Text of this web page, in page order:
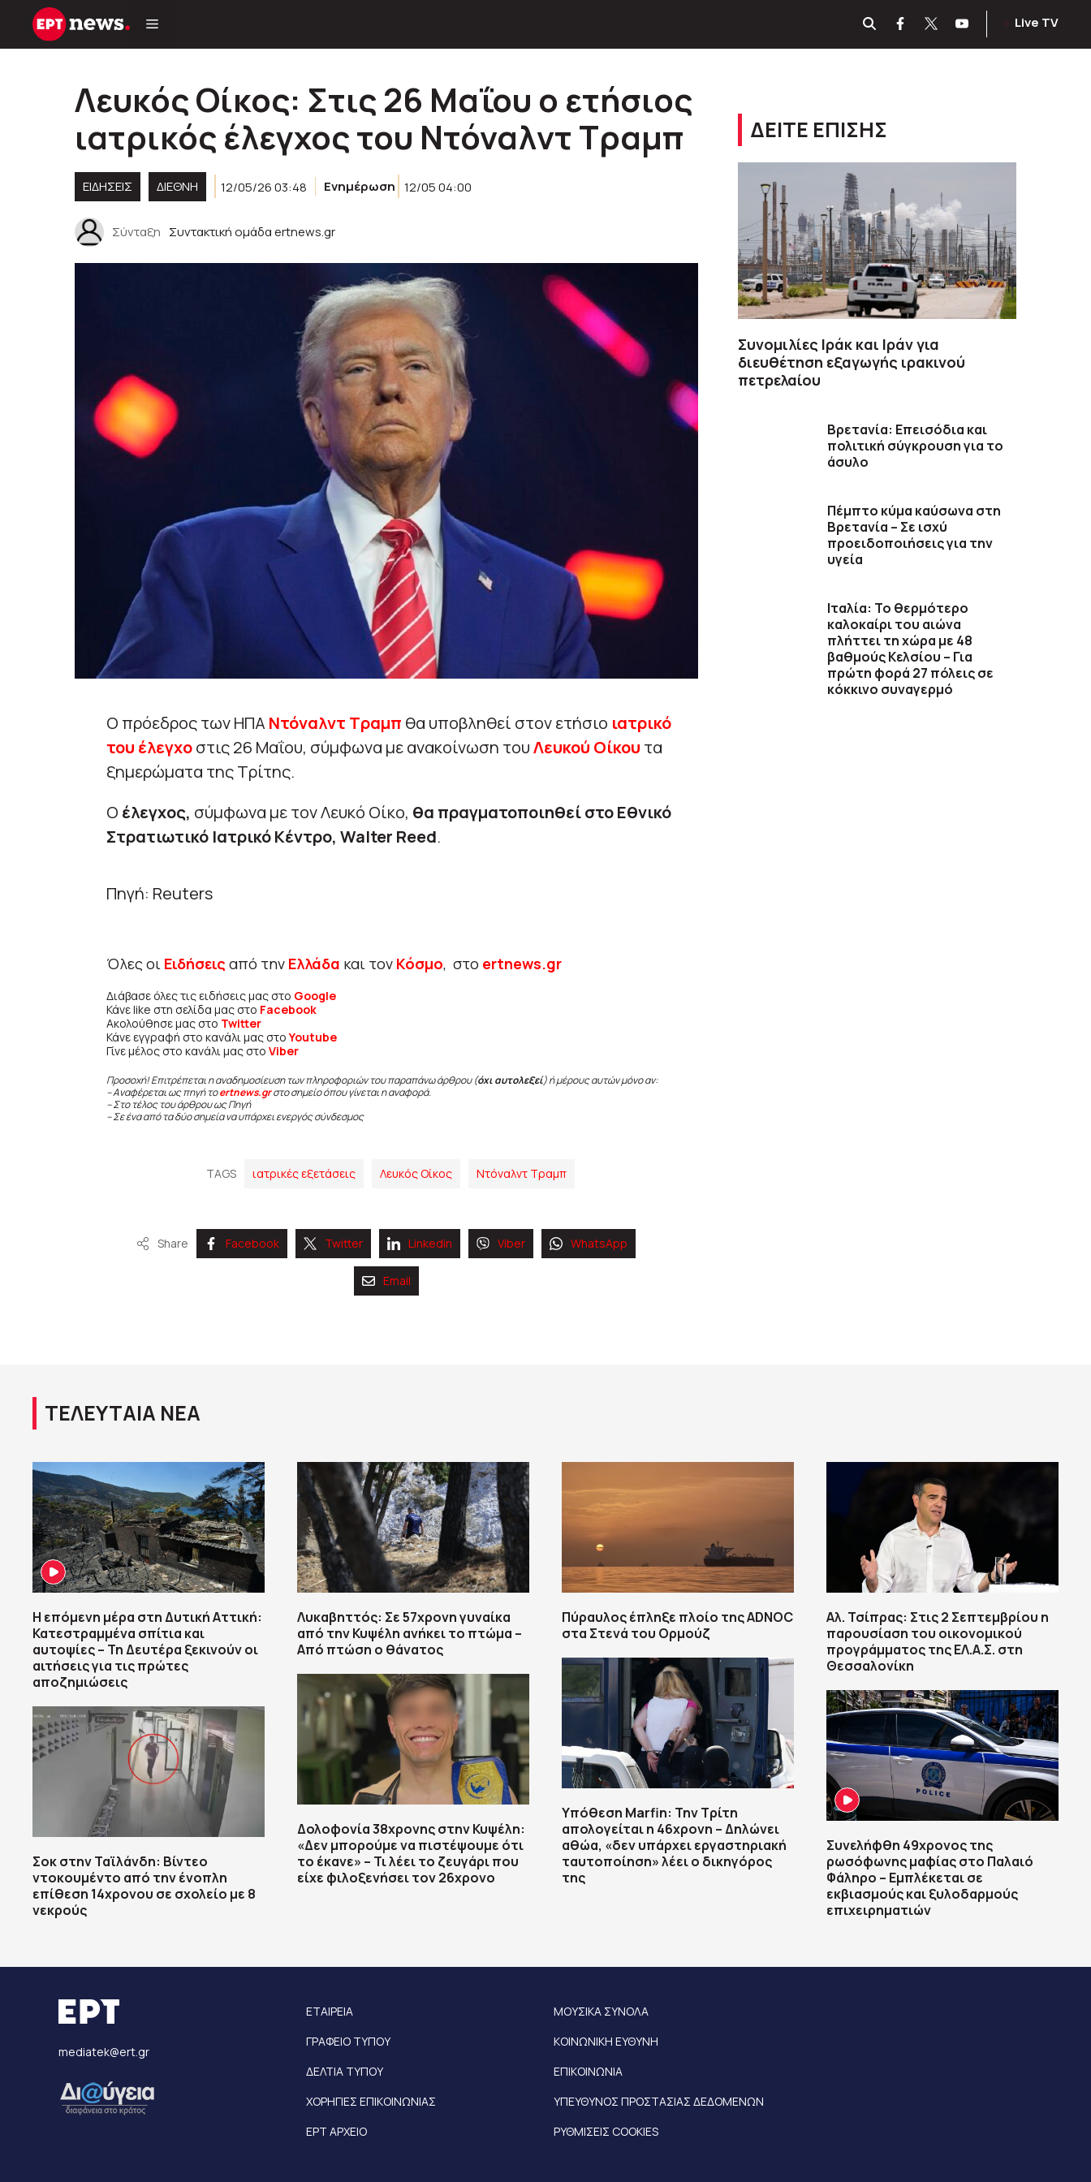
Μετάβαση
Live TV
Λευκός Οίκος: Στις 26 Μαΐου ο ετήσιος
ιατρικός έλεγχος του Ντόναλντ Τραμπ
ΕΙΔΗΣΕΙΣ ΔΙΕΘΝΗ 12/05/26 03:48 Ενημέρωση 12/05 04:00
Σύνταξη Συντακτική ομάδα ertnews.gr
Ο πρόεδρος των ΗΠΑ Ντόναλντ Τραμπ θα υποβληθεί στον ετήσιο ιατρικό
του έλεγχο στις 26 Μαΐου, σύμφωνα με ανακοίνωση τουΛευκού Οίκου τα
ξημερώματα της Τρίτης.
Ο έλεγχος, σύμφωνα με τον Λευκό Οίκο, θα πραγματοποιηθεί στο Εθνικό
Στρατιωτικό Ιατρικό Κέντρο, Walter Reed.
Πηγή: Reuters
Όλες οι Ειδήσεις από την Ελλάδα και τον Κόσμο, στο ertnews.gr
Διάβασε όλες τις ειδήσεις μας στο Google
Κάνε like στη σελίδα μας στο Facebook
Ακολούθησε μας στο Twitter
Κάνε εγγραφή στο κανάλι μας στοYoutube
Γίνε μέλος στο κανάλι μας στο Viber
Προσοχή! Επιτρέπεται η αναδημοσίευση των πληροφοριών του παραπάνω άρθρου (όχι αυτολεξεί) ή μέρους αυτών μόνο αν:
– Αναφέρεται ως πηγή τοertnews.gr στο σημείο όπου γίνεται η αναφορά.
– Στο τέλος του άρθρου ως Πηγή
– Σε ένα από τα δύο σημεία να υπάρχει ενεργός σύνδεσμος
TAGS ιατρικές εξετάσεις Λευκός Οίκος Ντόναλντ Τραμπ
Share Facebook Twitter Linkedin Viber WhatsApp
Email
ΔΕΙΤΕ ΕΠΙΣΗΣ
Συνομιλίες Ιράκ και Ιράν για
διευθέτηση εξαγωγής ιρακινού
πετρελαίου
Βρετανία: Επεισόδια και
πολιτική σύγκρουση για το
άσυλο
Πέμπτο κύμα καύσωνα στη
Βρετανία – Σε ισχύ
προειδοποιήσεις για την
υγεία
Ιταλία: Το θερμότερο
καλοκαίρι του αιώνα
πλήττει τη χώρα με 48
βαθμούς Κελσίου – Για
πρώτη φορά 27 πόλεις σε
κόκκινο συναγερμό
ΤΕΛΕΥΤΑΙΑ ΝΕΑ
Η επόμενη μέρα στη Δυτική Αττική:
Κατεστραμμένα σπίτια και
αυτοψίες – Τη Δευτέρα ξεκινούν οι
αιτήσεις για τις πρώτες
αποζημιώσεις
Σοκ στην Ταϊλάνδη: Βίντεο
ντοκουμέντο από την ένοπλη
επίθεση 14χρονου σε σχολείο με 8
νεκρούς
Λυκαβηττός: Σε 57χρονη γυναίκα
από την Κυψέλη ανήκει το πτώμα –
Από πτώση ο θάνατος
Δολοφονία 38χρονης στην Κυψέλη:
«Δεν μπορούμε να πιστέψουμε ότι
το έκανε» – Τι λέει το ζευγάρι που
είχε φιλοξενήσει τον 26χρονο
Πύραυλος έπληξε πλοίο της ADNOC
στα Στενά του Ορμούζ
Υπόθεση Marfin: Την Τρίτη
απολογείται η 46χρονη – Δηλώνει
αθώα, «δεν υπάρχει εργαστηριακή
ταυτοποίηση» λέει ο δικηγόρος
της
Αλ. Τσίπρας: Στις 2 Σεπτεμβρίου η
παρουσίαση του οικονομικού
προγράμματος της ΕΛ.Α.Σ. στη
Θεσσαλονίκη
Συνελήφθη 49χρονος της
ρωσόφωνης μαφίας στο Παλαιό
Φάληρο – Εμπλέκεται σε
εκβιασμούς και ξυλοδαρμούς
επιχειρηματιών
mediatek@ert.gr
ΕΤΑΙΡΕΙΑ
ΓΡΑΦΕΙΟ ΤΥΠΟΥ
ΔΕΛΤΙΑ ΤΥΠΟΥ
ΧΟΡΗΓΙΕΣ ΕΠΙΚΟΙΝΩΝΙΑΣ
ΕΡΤ ΑΡΧΕΙΟ
ΜΟΥΣΙΚΑ ΣΥΝΟΛΑ
ΚΟΙΝΩΝΙΚΗ ΕΥΘΥΝΗ
ΕΠΙΚΟΙΝΩΝΙΑ
ΥΠΕΥΘΥΝΟΣ ΠΡΟΣΤΑΣΙΑΣ ΔΕΔΟΜΕΝΩΝ
ΡΥΘΜΙΣΕΙΣ COOKIES